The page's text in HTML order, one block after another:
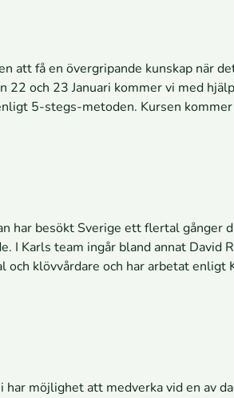
få en övergripande kunskap när
och 23 Januari kommer vi med
5-stegs-metoden. Kursen
har besökt Sverige ett flertal gånger
I Karls team ingår bland annat David
och klövvårdare och har arbetat
möjlighet att medverka vid en av